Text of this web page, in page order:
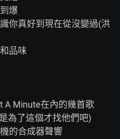
爆
你真好到現在從沒變過(洪
品味
A Minute在內的幾首歌
為了這個才找他們吧)
的合成器聲響